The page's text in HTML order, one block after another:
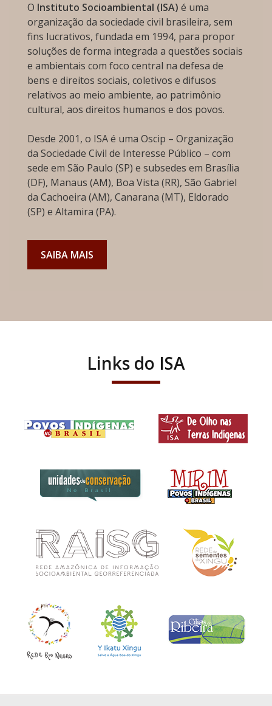
O Instituto Socioambiental (ISA) é uma
organização da sociedade civil brasileira, sem
fins lucrativos, fundada em 1994, para propor
soluções de forma integrada a questões sociais
e ambientais com foco central na defesa de
bens e direitos sociais, coletivos e difusos
relativos ao meio ambiente, ao patrimônio
cultural, aos direitos humanos e dos povos.
Desde 2001, o ISA é uma Oscip – Organização
da Sociedade Civil de Interesse Público – com
sede em São Paulo (SP) e subsedes em Brasília
(DF), Manaus (AM), Boa Vista (RR), São Gabriel
da Cachoeira (AM), Canarana (MT), Eldorado
(SP) e Altamira (PA).
SAIBA MAIS
Links do ISA